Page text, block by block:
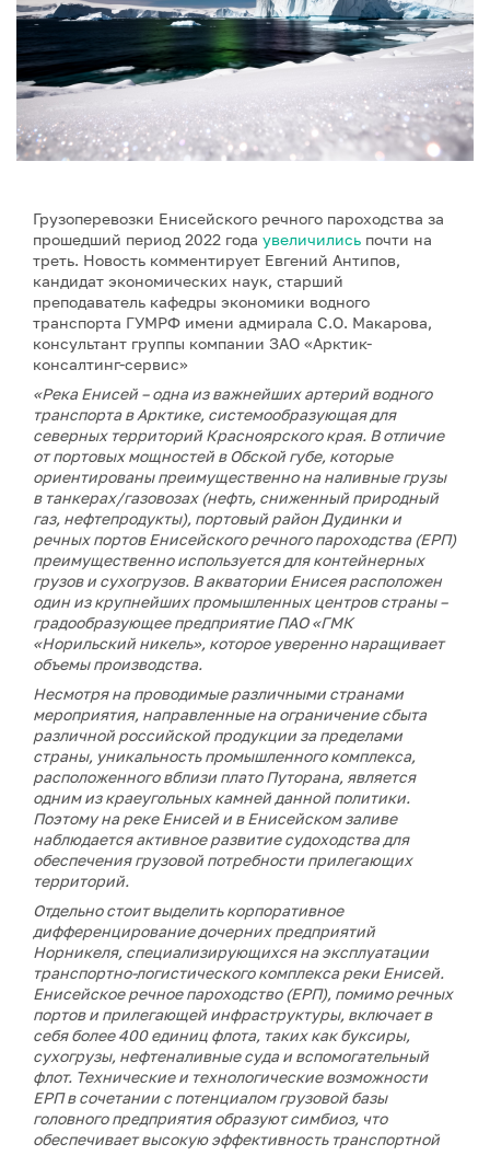
Грузоперевозки Енисейского речного пароходства за
прошедший период 2022 года увеличились почти на
треть. Новость комментирует Евгений Антипов,
кандидат экономических наук, старший
преподаватель кафедры экономики водного
транспорта ГУМРФ имени адмирала С.О. Макарова,
консультант группы компании ЗАО «Арктик-
консалтинг-сервис»
«Река Енисей – одна из важнейших артерий водного
транспорта в Арктике, системообразующая для
северных территорий Красноярского края. В отличие
от портовых мощностей в Обской губе, которые
ориентированы преимущественно на наливные грузы
в танкерах/газовозах (нефть, сниженный природный
газ, нефтепродукты), портовый район Дудинки и
речных портов Енисейского речного пароходства (ЕРП)
преимущественно используется для контейнерных
грузов и сухогрузов. В акватории Енисея расположен
один из крупнейших промышленных центров страны –
градообразующее предприятие ПАО «ГМК
«Норильский никель», которое уверенно наращивает
объемы производства.
Несмотря на проводимые различными странами
мероприятия, направленные на ограничение сбыта
различной российской продукции за пределами
страны, уникальность промышленного комплекса,
расположенного вблизи плато Путорана, является
одним из краеугольных камней данной политики.
Поэтому на реке Енисей и в Енисейском заливе
наблюдается активное развитие судоходства для
обеспечения грузовой потребности прилегающих
территорий.
Отдельно стоит выделить корпоративное
дифференцирование дочерних предприятий
Норникеля, специализирующихся на эксплуатации
транспортно-логистического комплекса реки Енисей.
Енисейское речное пароходство (ЕРП), помимо речных
портов и прилегающей инфраструктуры, включает в
себя более 400 единиц флота, таких как буксиры,
сухогрузы, нефтеналивные суда и вспомогательный
флот. Технические и технологические возможности
ЕРП в сочетании с потенциалом грузовой базы
головного предприятия образуют симбиоз, что
обеспечивает высокую эффективность транспортной